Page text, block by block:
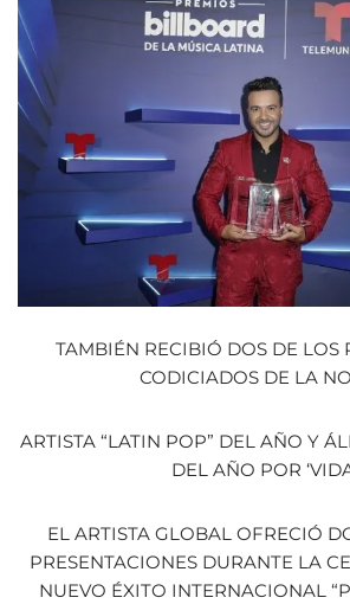
TAMBIÉN RECIBIÓ DOS DE LOS
CODICIADOS DE LA
ARTISTA “LATIN POP” DEL AÑO Y
DEL AÑO POR
EL ARTISTA GLOBAL OFRECIÓ
PRESENTACIONES DURANTE LA
NUEVO ÉXITO INTERNACIONAL